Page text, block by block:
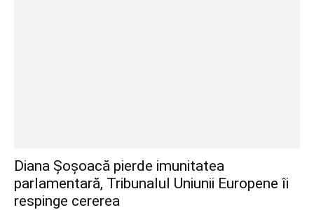
Diana Șoșoacă pierde imunitatea
parlamentară, Tribunalul Uniunii Europene îi
respinge cererea